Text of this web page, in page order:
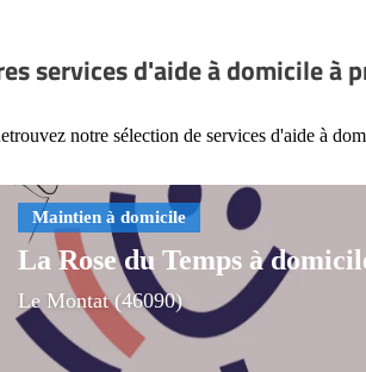
services d'aide à domicile à
notre sélection de services d'aide à
La Rose du Temps à
Le Montat (46090)